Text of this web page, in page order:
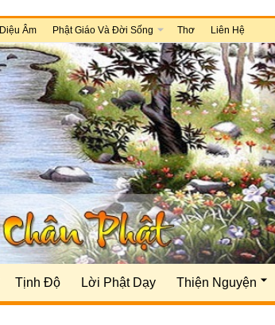
Diệu Âm Phật Giáo Và Đời Sống Thơ Liên Hệ
Tịnh Độ Lời Phật Dạy Thiện Nguyện